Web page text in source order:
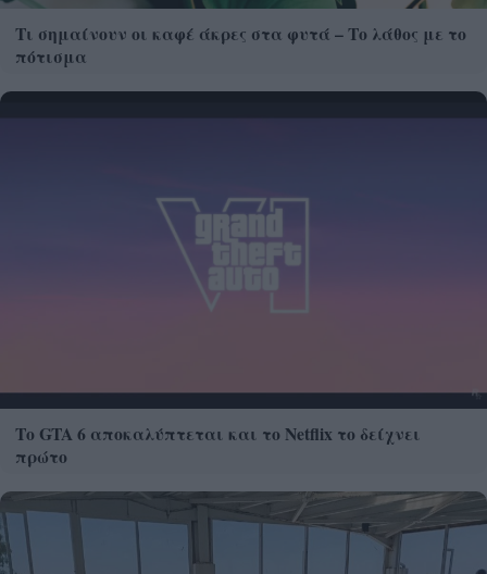
Τι σημαίνουν οι καφέ άκρες στα φυτά – Το λάθος με το
πότισμα
Το GTA 6 αποκαλύπτεται και το Netflix το δείχνει
πρώτο